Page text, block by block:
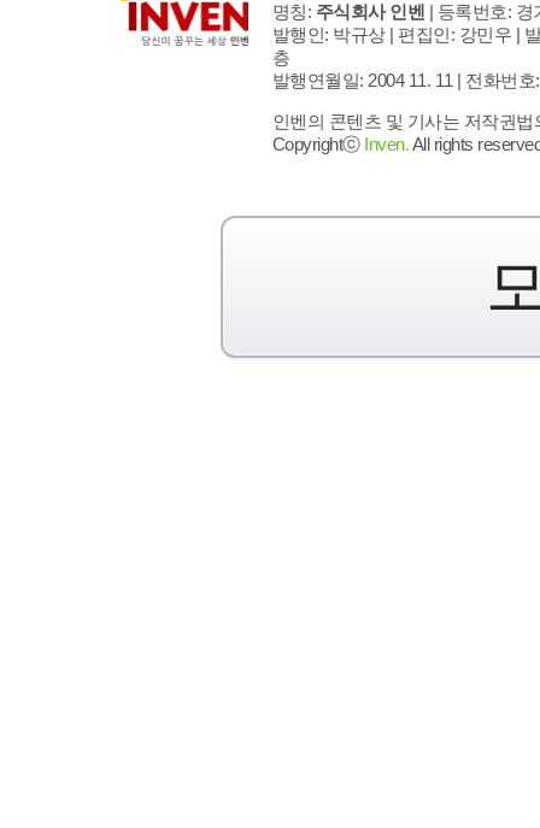
명칭: 주식회사 인벤 | 등록번호: 경
발행인: 박규상 | 편집인: 강민우 |
층
발행연월일: 2004 11. 11 | 전화번호
인벤의 콘텐츠 및 기사는 저작권
Copyrightⓒ Inven.All rights